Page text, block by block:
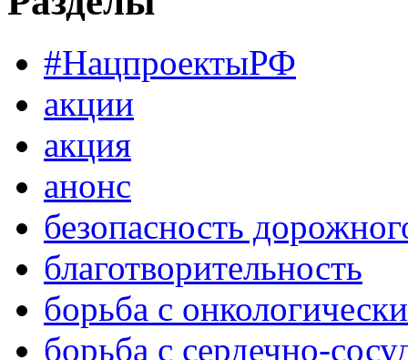
#НацпроектыРФ
акции
акция
анонс
безопасность
благотворительность
борьба с
борьба с сердечно-